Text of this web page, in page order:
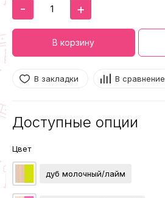
- +
В корзину
В закладки В сравнение
Доступные опции
Цвет
дуб молочный/лайм